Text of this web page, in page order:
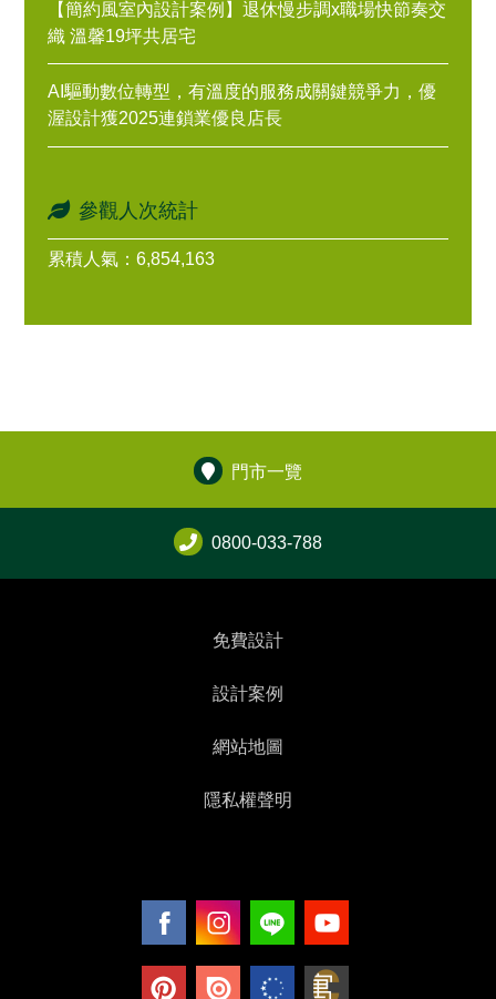
【簡約風室內設計案例】退休慢步調x職場快節奏交
織 溫馨19坪共居宅
AI驅動數位轉型，有溫度的服務成關鍵競爭力，優
渥設計獲2025連鎖業優良店長
參觀人次統計
累積人氣：6,854,163
門市一覽
0800-033-788
免費設計
設計案例
網站地圖
隱私權聲明